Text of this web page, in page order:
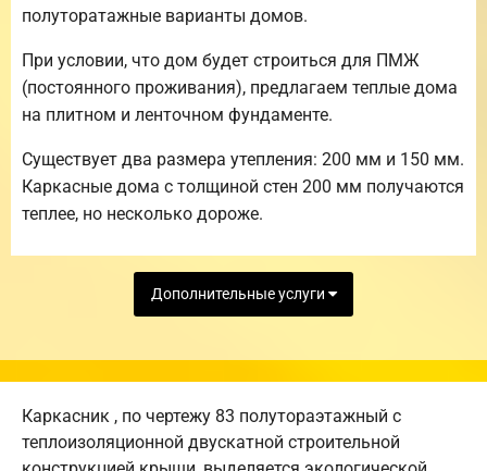
полуторатажные варианты домов.
При условии, что дом будет строиться для ПМЖ
(постоянного проживания), предлагаем теплые дома
на плитном и ленточном фундаменте.
Существует два размера утепления: 200 мм и 150 мм.
Каркасные дома с толщиной стен 200 мм получаются
теплее, но несколько дороже.
Дополнительные услуги
Каркасник , по чертежу 83 полутораэтажный с
теплоизоляционной двускатной строительной